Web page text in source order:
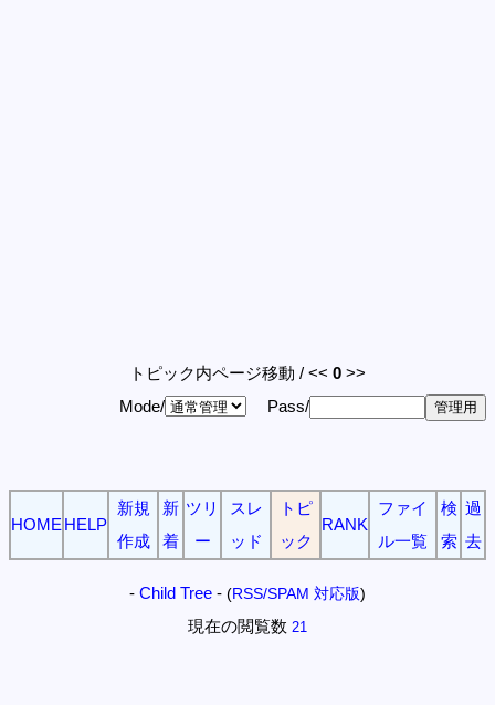
トピック内ページ移動 / << 0 >>
Mode/
Pass/
HOME HELP
新規
作成
新
着
ツリ
ー
スレ
ッド
トピ
ック
RANK
ファイ
ル一覧
検
索
過
去
- Child Tree - (RSS/SPAM 対応版)
現在の閲覧数 21